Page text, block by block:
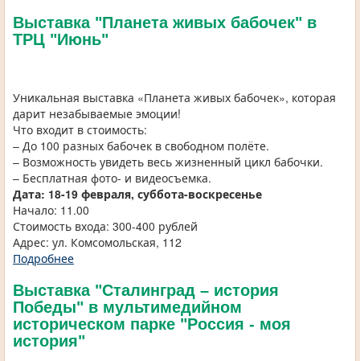
Выставка "Планета живых бабочек" в
ТРЦ "Июнь"
Уникальная выставка «Планета живых бабочек», которая
дарит незабываемые эмоции!
Что входит в стоимость:
– До 100 разных бабочек в свободном полёте.
– Возможность увидеть весь жизненный цикл бабочки.
– Бесплатная фото- и видеосъемка.
Дата: 18-19 февраля, суббота-воскресенье
Начало: 11.00
Стоимость входа: 300-400 рублей
Адрес: ул. Комсомольская, 112
Подробнее
Выставка "Сталинград – история
Победы" в мультимедийном
историческом парке "Россия - моя
история"